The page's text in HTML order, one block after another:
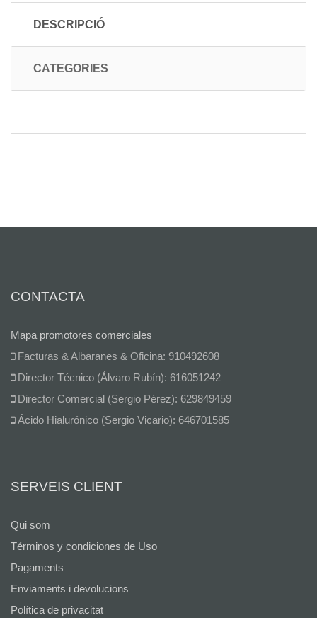
DESCRIPCIÓ
CATEGORIES
CONTACTA
Mapa promotores comerciales
Facturas & Albaranes & Oficina: 910492608
Director Técnico (Álvaro Rubín): 616051242
Director Comercial (Sergio Pérez): 629849459
Ácido Hialurónico (Sergio Vicario): 646701585
SERVEIS CLIENT
Qui som
Términos y condiciones de Uso
Pagaments
Enviaments i devolucions
Política de privacitat